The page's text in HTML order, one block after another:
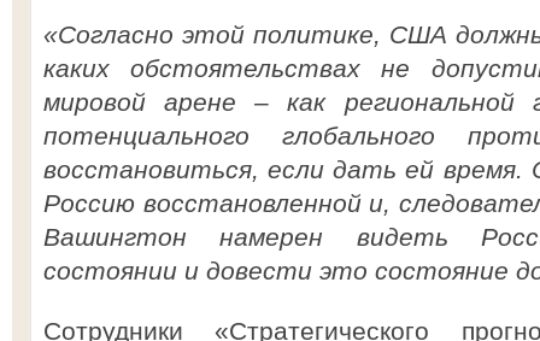
«Согласно этой политике, США
каких обстоятельствах не
мировой арене – как
потенциального глобального
восстановиться, если дать ей
Россию восстановленной и,
Вашингтон намерен видеть
состоянии и довести это состояние
Сотрудники «Стратегического